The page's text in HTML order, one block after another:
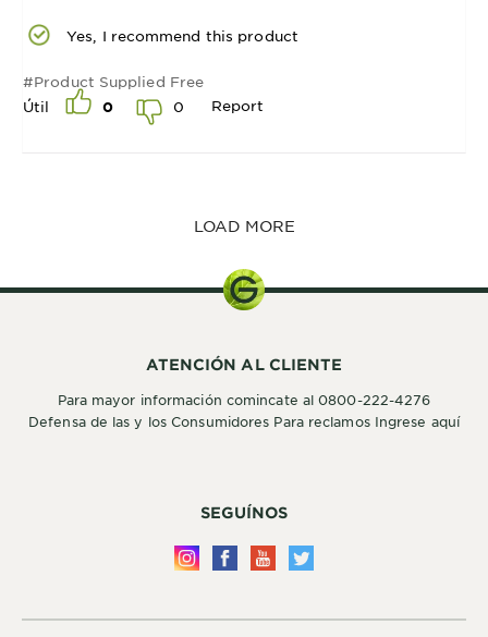
Yes, I recommend this product
#Product Supplied Free
Útil
0 0 Report
LOAD MORE
SEGUÍNOS
ATENCIÓN AL CLIENTE
Para mayor información comincate al 0800-222-4276
Defensa de las y los Consumidores Para reclamos Ingrese aquí